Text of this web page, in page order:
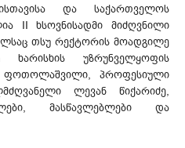
და საქართველოს
II ხსოვნისადმი მიძღვნილი
თსუ რექტორის მოადგილე
უზრუნველყოფის
ფოთოლაშვილი, პროფესიული
ლევან წიქარიძე,
მასწავლებლები და